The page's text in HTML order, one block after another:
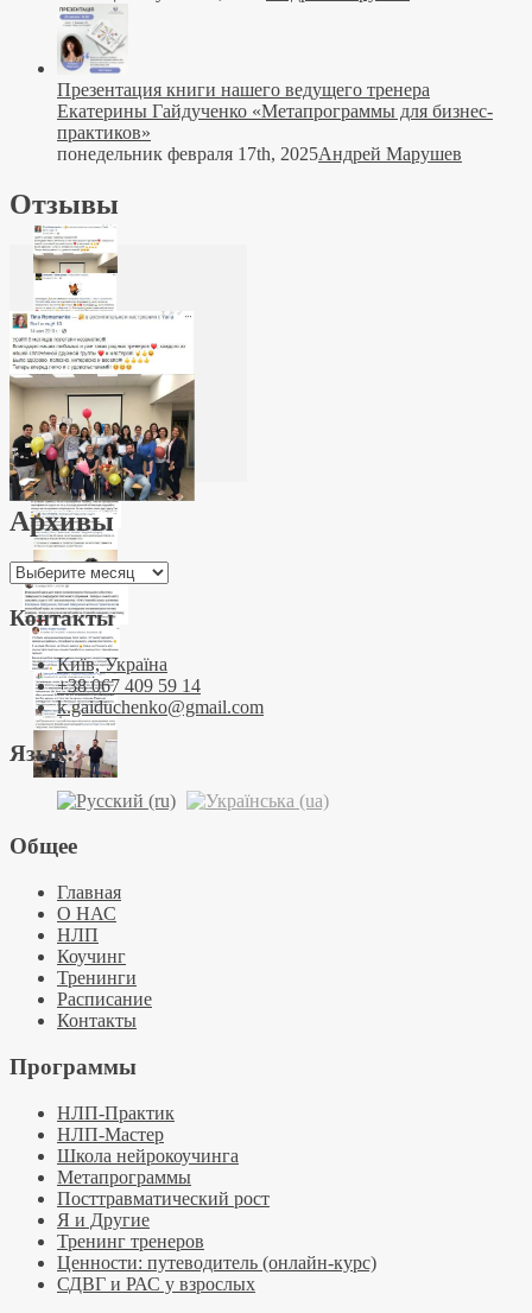
Презентация книги нашего ведущего тренера
Екатерины Гайдученко «Метапрограммы для бизнес-
практиков»
понедельник февраля 17th, 2025Андрей Марушев
Отзывы
Архивы
Архивы
Контакты
Київ, Україна
+38 067 409 59 14
k.gaiduchenko@gmail.com
Язык:
Общее
Главная
О НАС
НЛП
Коучинг
Тренинги
Расписание
Контакты
Программы
НЛП-Практик
НЛП-Мастер
Школа нейрокоучинга
Метапрограммы
Посттравматический рост
Я и Другие
Тренинг тренеров
Ценности: путеводитель (онлайн-курс)
СДВГ и РАС у взрослых